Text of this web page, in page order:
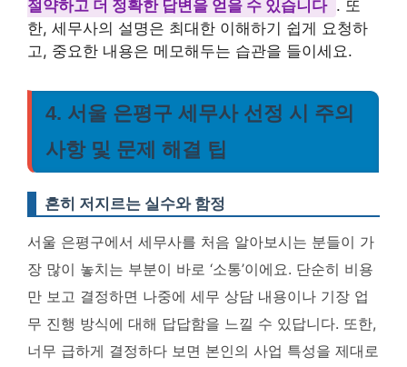
절약하고 더 정확한 답변을 얻을 수 있습니다 . 또
한, 세무사의 설명은 최대한 이해하기 쉽게 요청하
고, 중요한 내용은 메모해두는 습관을 들이세요.
4. 서울 은평구 세무사 선정 시 주의
사항 및 문제 해결 팁
흔히 저지르는 실수와 함정
서울 은평구에서 세무사를 처음 알아보시는 분들이 가
장 많이 놓치는 부분이 바로 ‘소통’이에요. 단순히 비용
만 보고 결정하면 나중에 세무 상담 내용이나 기장 업
무 진행 방식에 대해 답답함을 느낄 수 있답니다. 또한,
너무 급하게 결정하다 보면 본인의 사업 특성을 제대로